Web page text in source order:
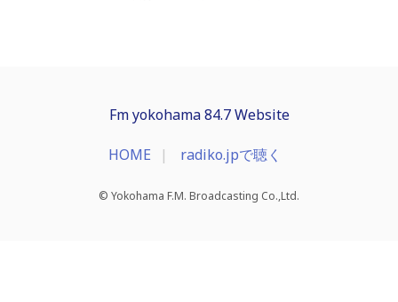
Fm yokohama 84.7 Website
HOME radiko.jpで聴く
© Yokohama F.M. Broadcasting Co.,Ltd.